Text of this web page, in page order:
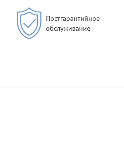
Постгарантийное
обслуживание